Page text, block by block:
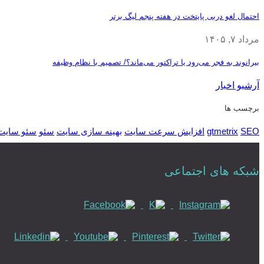
احتمال لغو دربی پایتخت در هفته پنجم لیگ برتر
مرداد ۷, ۱۴۰۵
بیرانوند به فجر می‌رود یا تراکتور می‌ماند؟/ تصمیم با نظام وظیفه
آرشیو اخبار
برچسب ها
gtmetrix SEO افزایش سرعت سایت بهینه سازی سایت سئو سئو
شبکه های اجتماعی